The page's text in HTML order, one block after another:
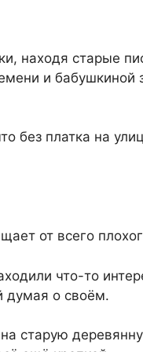
находя старые
и
без платка на
от всего
что-то
думая о своём.
старую